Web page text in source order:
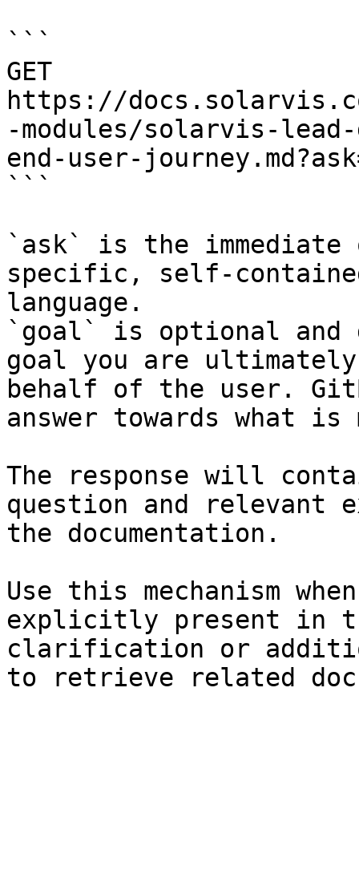
```
GET
https://
-modules/solarvis-
end-user-
```
`ask` is the
specific, self-
language.
`goal` is optional and
goal you are
behalf of the user.
answer towards what
The response will
question and relevant
the documentation.
Use this mechanism
explicitly present in
clarification or